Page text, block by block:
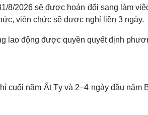
8/2026 sẽ được hoán đổi sang làm
viên chức sẽ được nghỉ liền 3 ngày.
động được quyền quyết định
cuối năm Ất Tỵ và 2–4 ngày đầu năm